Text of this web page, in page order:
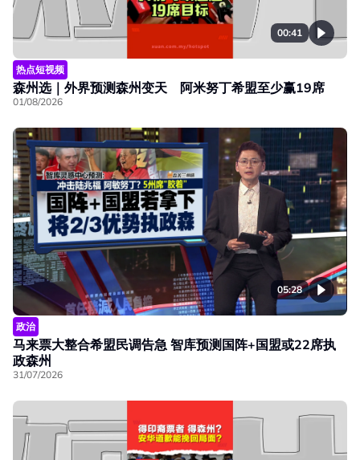
00:41
热点短视频
森州选｜外界预测森州变天 阿米努丁希盟至少赢19席
01/08/2026
05:28
政治
马来票大整合希盟民调告急 智库预测国阵+国盟或22席执
政森州
31/07/2026